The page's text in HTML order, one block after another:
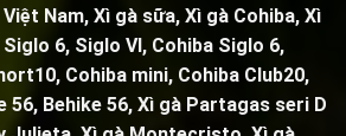
Nam, Xì gà sữa, Xì gà Cohiba, Xì
Siglo 6, Siglo VI, Cohiba Siglo 6,
Cohiba mini, Cohiba Club20,
56, Behike 56, Xì gà Partagas seri D